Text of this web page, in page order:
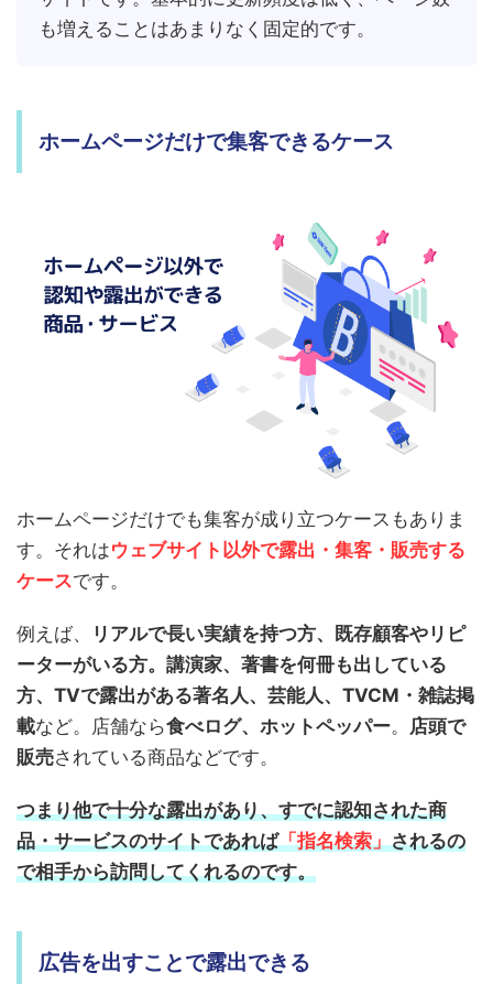
も増えることはあまりなく固定的です。
ホームページだけで集客できるケース
ホームページだけでも集客が成り立つケースもありま
す。それはウェブサイト以外で露出・集客・販売する
ケースです。
例えば、
リアルで長い実績を持つ方、既存顧客やリピ
ーターがいる方。講演家、著書を何冊も出している
方、TVで露出がある著名人、芸能人、TVCM・雑誌掲
載など。店舗なら食べログ、ホットペッパー。 店頭で
販売されている商品などです。
つまり他で十分な露出があり、すでに認知された商
品・サービスのサイトであれば「指名検索」されるの
で相手から訪問してくれるのです。
広告を出すことで露出できる